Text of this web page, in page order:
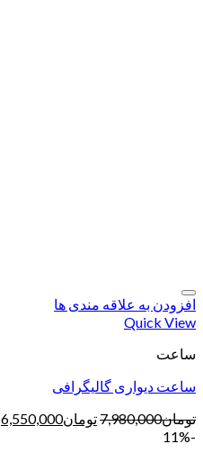
افزودن به علاقه مندی ها
Quick View
ساعت
ساعت دیواری گالیگرافی
تومان7,980,000تومان6,550,000
-11%